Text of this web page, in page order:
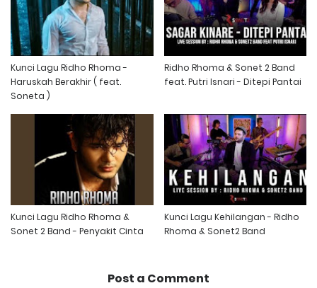
Kunci Lagu Ridho Rhoma -
Haruskah Berakhir ( feat.
Soneta )
Ridho Rhoma & Sonet 2 Band
feat. Putri Isnari - Ditepi Pantai
Kunci Lagu Ridho Rhoma &
Sonet 2 Band - Penyakit Cinta
Kunci Lagu Kehilangan - Ridho
Rhoma & Sonet2 Band
Post a Comment